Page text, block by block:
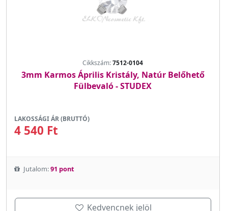
Cikkszám:7512-0104
3mm Karmos Április Kristály, Natúr Belőhető
Fülbevaló - STUDEX
LAKOSSÁGI ÁR (BRUTTÓ)
4 540 Ft
Jutalom:91 pont
Kedvencnek jelöl